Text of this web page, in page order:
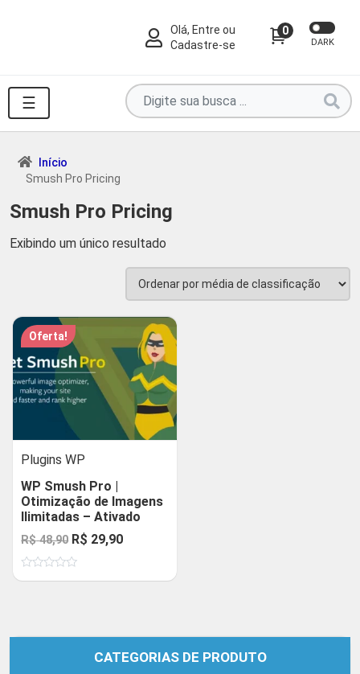
Olá, Entre ou
Cadastre-se
0
DARK
☰
Pesquise
por
produtos
Início
Smush Pro Pricing
Smush Pro Pricing
Exibindo um único resultado
Oferta!
Plugins WP
WP Smush Pro |
Otimização de Imagens
Ilimitadas – Ativado
R$48,90 O
preço
original
R$ 29,90O
atual
CATEGORIAS DE PRODUTO